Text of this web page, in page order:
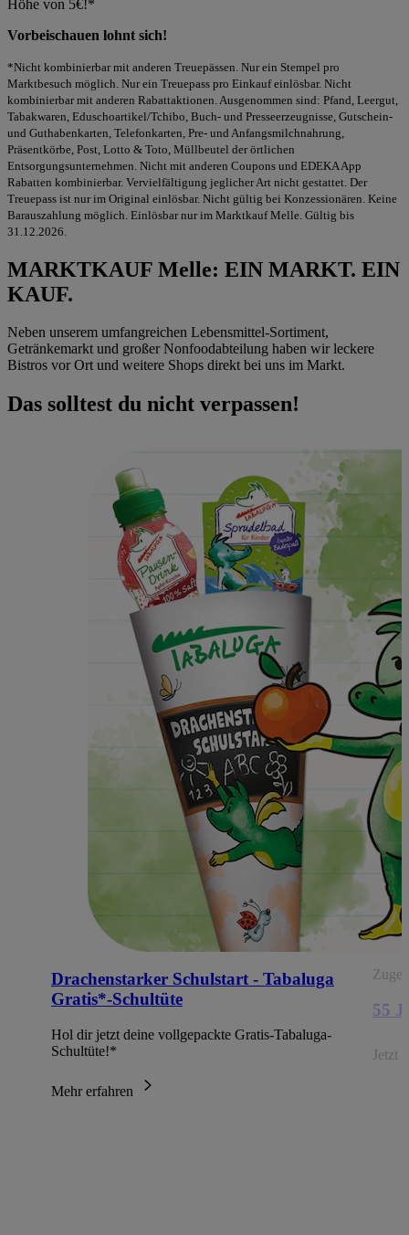
Höhe von 5€!*
Vorbeischauen lohnt sich!
*Nicht kombinierbar mit anderen Treuepässen. Nur ein Stempel pro
Marktbesuch möglich. Nur ein Treuepass pro Einkauf einlösbar. Nicht
kombinierbar mit anderen Rabattaktionen. Ausgenommen sind: Pfand, Leergut,
Tabakwaren, Eduschoartikel/Tchibo, Buch- und Presseerzeugnisse, Gutschein-
und Guthabenkarten, Telefonkarten, Pre- und Anfangsmilchnahrung,
Präsentkörbe, Post, Lotto & Toto, Müllbeutel der örtlichen
Entsorgungsunternehmen. Nicht mit anderen Coupons und EDEKA App
Rabatten kombinierbar. Vervielfältigung jeglicher Art nicht gestattet. Der
Treuepass ist nur im Original einlösbar. Nicht gültig bei Konzessionären. Keine
Barauszahlung möglich. Einlösbar nur im Marktkauf Melle. Gültig bis
31.12.2026.
MARKTKAUF Melle: EIN MARKT. EIN
KAUF.
Neben unserem umfangreichen Lebensmittel-Sortiment,
Getränkemarkt und großer Nonfoodabteilung haben wir leckere
Bistros vor Ort und weitere Shops direkt bei uns im Markt.
Das solltest du nicht verpassen!
Drachenstarker Schulstart - Tabaluga
Gratis*-Schultüte
Hol dir jetzt deine vollgepackte Gratis-Tabaluga-
Schultüte!*
Mehr erfahren
55
Jetzt